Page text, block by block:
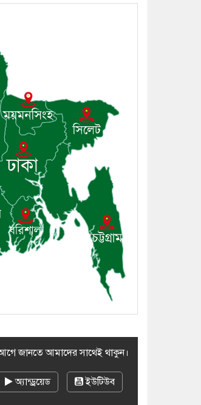
জেলা পুলিশ সুপার থেকে
পেলেন দাউদকান্দি
মডেল থানার এএসআই সজল
৭। দাউদকান্দিতে উপজেলা
শৃঙ্খলা কমিটির মাসিক
অনুষ্ঠিত
দাউদকান্দিতে মুচি
খোঁজখবর নিলেন ড.
মারুফ হোসেন
মেঘনায় আইন-শৃঙ্খলা
মাসিক সভা অনুষ্ঠিত
১০। জাতীয় নেতা ড. খন্দকার
মোশাররফ হোসেনের মূল্যায়ন
কোথায় এবং একটি বিশ্লেষণ
জানতে আমাদের সাথেই থাকুন।
অ্যান্ড্রয়েড ইউটিউব